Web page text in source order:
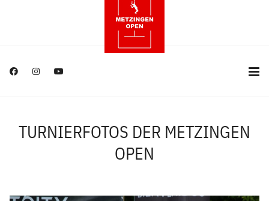
TURNIERFOTOS DER METZINGEN
OPEN